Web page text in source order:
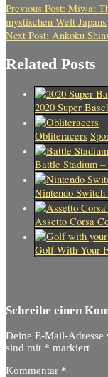
Previous Post: Miwa:
mystischen Welt Japans
Next Post: Ankoku
Related Posts
2020 Super
Obliteracers
Battle Stadium –
Nintendo Switch
Assetto Corsa
Golf With Your
Schreibe einen
Deine E-Mail-
sind mit * markiert
Kommentar *